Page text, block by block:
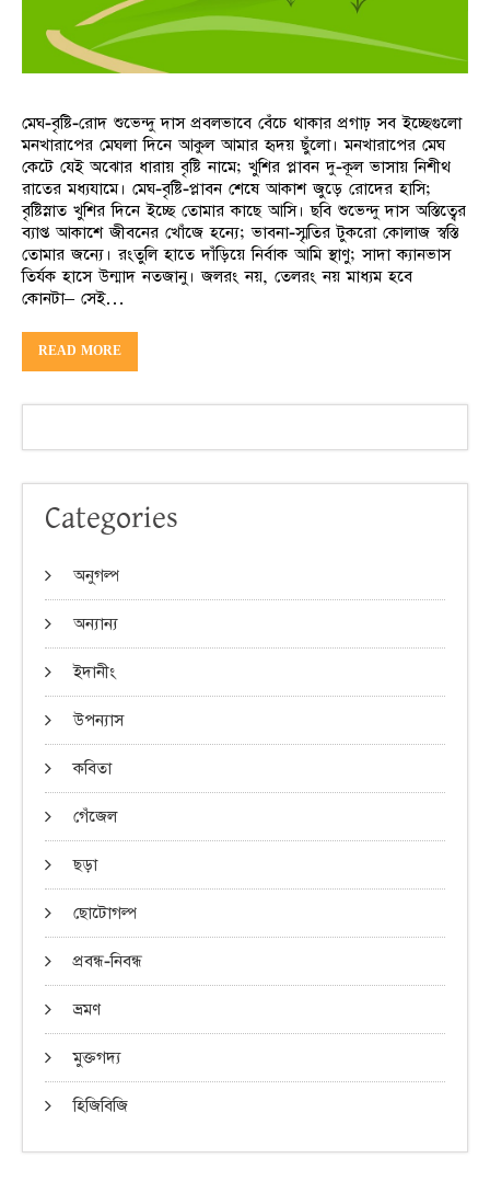
মেঘ-বৃষ্টি-রোদ শুভেন্দু দাস প্রবলভাবে বেঁচে থাকার প্রগাঢ় সব ইচ্ছেগুলো
মনখারাপের মেঘলা দিনে আকুল আমার হৃদয় ছুঁলো। মনখারাপের মেঘ
কেটে যেই অঝোর ধারায় বৃষ্টি নামে; খুশির প্লাবন দু-কূল ভাসায় নিশীথ
রাতের মধ্যযামে। মেঘ-বৃষ্টি-প্লাবন শেষে আকাশ জুড়ে রোদের হাসি;
বৃষ্টিস্নাত খুশির দিনে ইচ্ছে তোমার কাছে আসি। ছবি শুভেন্দু দাস অস্তিত্বের
ব্যাপ্ত আকাশে জীবনের খোঁজে হন্যে; ভাবনা-স্মৃতির টুকরো কোলাজ স্বস্তি
তোমার জন্যে। রংতুলি হাতে দাঁড়িয়ে নির্বাক আমি স্থাণু; সাদা ক্যানভাস
তির্যক হাসে উন্মাদ নতজানু। জলরং নয়, তেলরং নয় মাধ্যম হবে
কোনটা– সেই…
READ MORE
Categories
অনুগল্প
অন্যান্য
ইদানীং
উপন্যাস
কবিতা
গেঁজেল
ছড়া
ছোটোগল্প
প্রবন্ধ-নিবন্ধ
ভ্রমণ
মুক্তগদ্য
হিজিবিজি